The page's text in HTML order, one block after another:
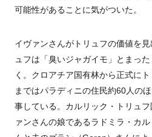
可能性があることに気がついた。
イヴァンさんがトリュフの価値を
ュフは「臭いジャガイモ」とまっ
く。クロアチア国有林から正式に
まではパラディニの住民約60人の
事している。カルリック・トリュ
ァンさんの娘であるラドミラ・カ